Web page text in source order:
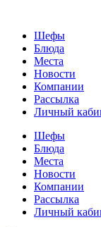
Шефы
Блюда
Места
Новости
Компании
Рассылка
Личный
Шефы
Блюда
Места
Новости
Компании
Рассылка
Личный